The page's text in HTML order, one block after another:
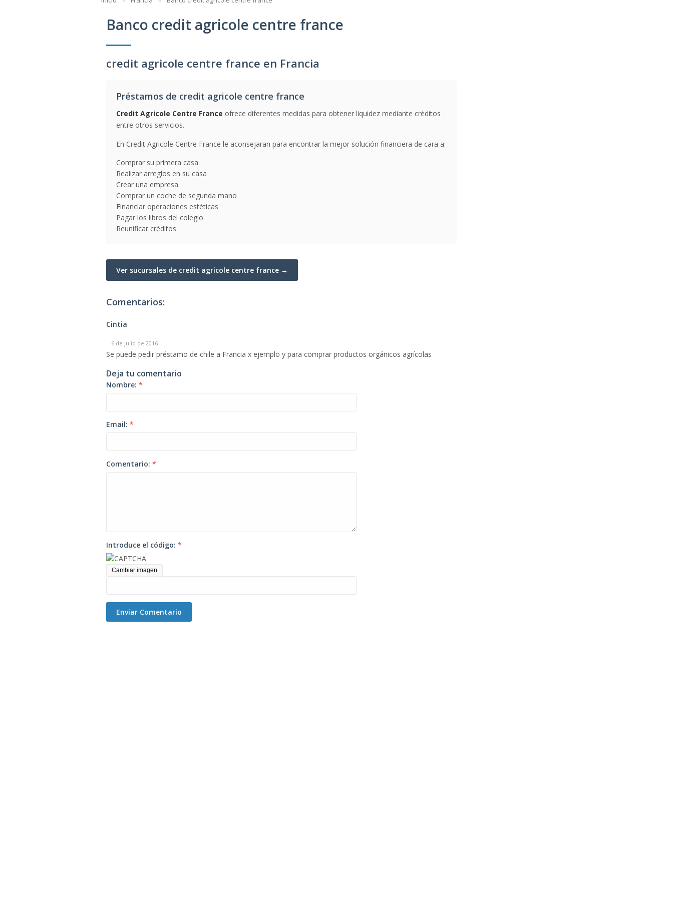
Banco credit agricole centre france
credit agricole centre france en Francia
Préstamos de credit agricole centre france
Credit Agricole Centre France ofrece diferentes medidas para obtener liquidez mediante créditos
entre otros servicios.
En Credit Agricole Centre France le aconsejaran para encontrar la mejor solución financiera de cara a:
Comprar su primera casa
Realizar arreglos en su casa
Crear una empresa
Comprar un coche de segunda mano
Financiar operaciones estéticas
Pagar los libros del colegio
Reunificar créditos
Ver sucursales de credit agricole centre france →
Comentarios:
Cintia
6 de julio de 2016
Se puede pedir préstamo de chile a Francia x ejemplo y para comprar productos orgánicos agrícolas
Deja tu comentario
Nombre: *
Email: *
Comentario: *
Introduce el código: *
Cambiar imagen
Enviar Comentario